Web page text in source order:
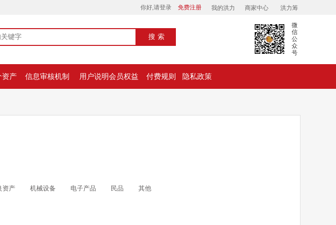
你好,请登录 免费注册 我的洪力 商家中心 洪力筹
搜索
微
信
公
众
号
资产 信息审核机制 用户说明会员权益 付费规则 隐私政策
资产 机械设备 电子产品 民品 其他